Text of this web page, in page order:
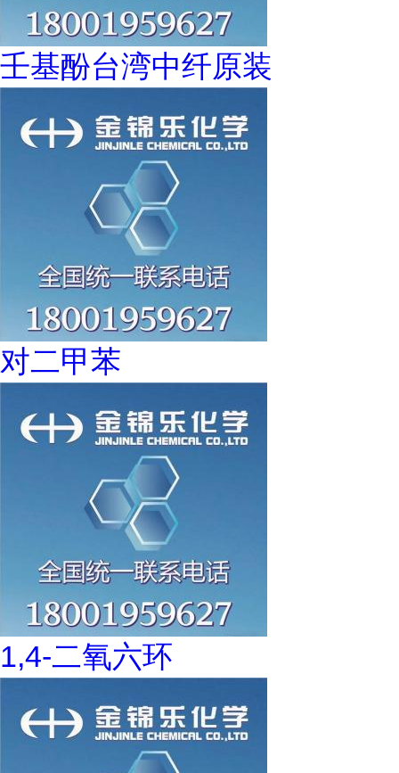
壬基酚台湾中纤原装
对二甲苯
1,4-二氧六环